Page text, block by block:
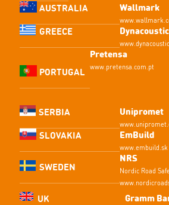
AUSTRALIA Wallmark
GREECE
PORTUGAL
Pretensa
www.pretensa.com.pt
SERBIA Unipromet
SLOVAKIA EmBuild
www.embuild.sk
SWEDEN
NRS
Nordic Road
UK Gramm